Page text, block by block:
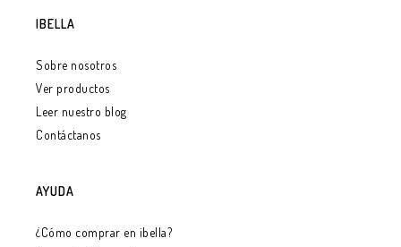
IBELLA
Sobre nosotros
Ver productos
Leer nuestro blog
Contáctanos
AYUDA
¿Cómo comprar en ibella?